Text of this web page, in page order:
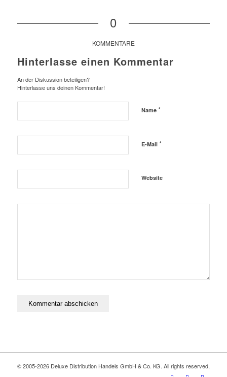
0
KOMMENTARE
Hinterlasse einen Kommentar
An der Diskussion beteiligen?
Hinterlasse uns deinen Kommentar!
Name *
E-Mail *
Website
© 2005-2026 Deluxe Distribution Handels GmbH & Co. KG. All rights reserved,